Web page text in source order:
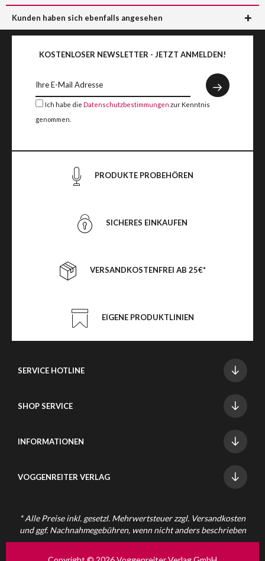
Kunden haben sich ebenfalls angesehen
KOSTENLOSER NEWSLETTER - JETZT ANMELDEN!
Ich habe die Datenschutzbestimmungen zur Kenntnis
genommen.
PRODUKTE PROBEHÖREN
SICHERES EINKAUFEN
VERSANDKOSTENFREI AB 25€*
EIGENE PRODUKTLINIEN
SERVICE HOTLINE
SHOP SERVICE
INFORMATIONEN
VOGGENREITER VERLAG
* Alle Preise inkl. gesetzl. Mehrwertsteuer zzgl. Versandkosten
und ggf. Nachnahmegebühren, wenn nicht anders beschrieben